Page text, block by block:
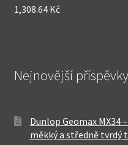
1,308.64 Kč
Nejnovější příspěvky
Dunlop Geomax
měkký a středně tvrdý